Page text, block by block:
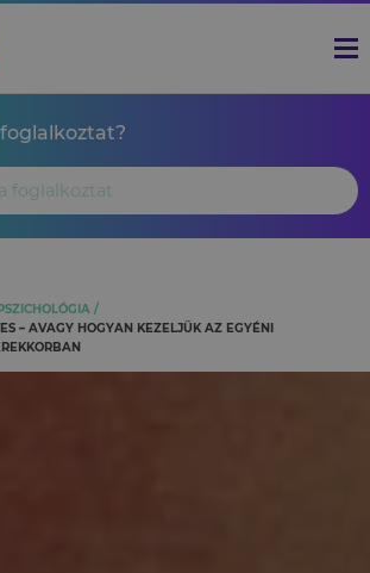
– AVAGY HOGYAN KEZELJÜK AZ EGYÉNI